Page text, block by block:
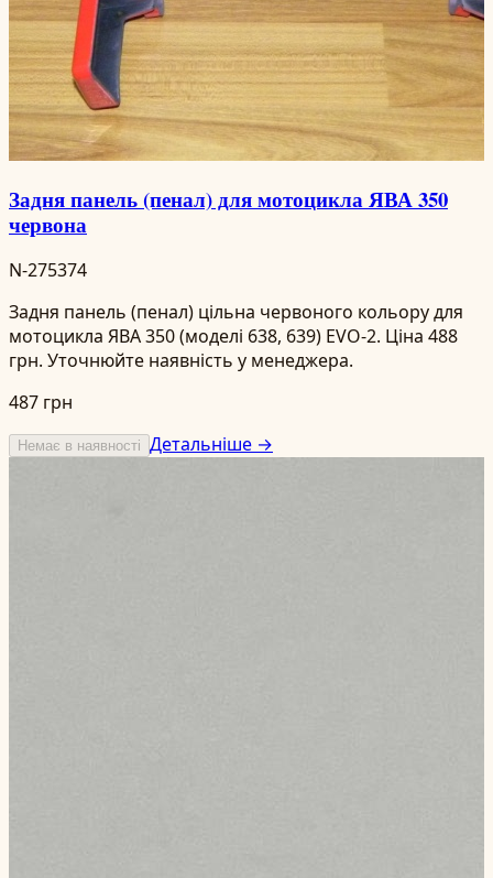
Задня панель (пенал) для мотоцикла ЯВА 350
червона
N-275374
Задня панель (пенал) цільна червоного кольору для
мотоцикла ЯВА 350 (моделі 638, 639) EVO-2. Ціна 488
грн. Уточнюйте наявність у менеджера.
487 грн
Немає в наявності Детальніше →